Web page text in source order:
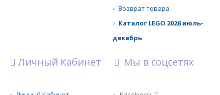
Возврат товара
Каталог LEGO 2026 июль-
декабрь
Личный Кабинет Мы в соцсетях